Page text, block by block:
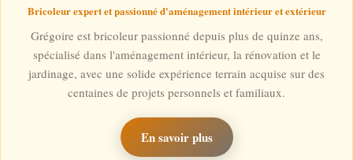
Bricoleur expert et passionné d'aménagement intérieur et extérieur
Grégoire est bricoleur passionné depuis plus de quinze ans,
spécialisé dans l'aménagement intérieur, la rénovation et le
jardinage, avec une solide expérience terrain acquise sur des
centaines de projets personnels et familiaux.
En savoir plus